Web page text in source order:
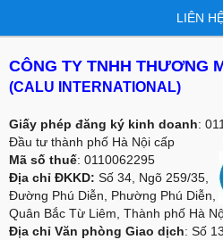
LIÊN
CÔNG TY TNHH THƯƠNG
(CALU INTERNATIONAL)
Giấy phép đăng ký kinh doanh:
Đầu tư thành phố Hà Nội cấp
Mã số thuế: 0110062295
Địa chỉ ĐKKD: Số 34, Ngõ 259/35,
Đường Phú Diễn, Phường Phú Diễn,
Quân Bắc Từ Liêm, Thành phố Hà
Địa chỉ Văn phòng Giao dịch: Số